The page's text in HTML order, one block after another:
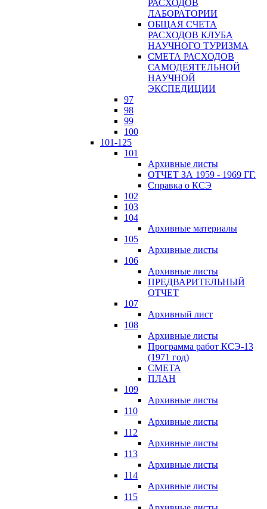
РАСХОДОВ
ЛАБОРАТОРИИ
ОБЩАЯ СЧЕТА
РАСХОДОВ КЛУБА
НАУЧНОГО ТУРИЗМА
СМЕТА РАСХОДОВ
САМОДЕЯТЕЛЬНОЙ
НАУЧНОЙ
ЭКСПЕДИЦИИ
97
98
99
100
101-125
101
Архивные листы
ОТЧЕТ ЗА 1959 - 1969 ГГ.
Справка о КСЭ
102
103
104
Архивные материалы
105
Архивные листы
106
Архивные листы
ПРЕДВАРИТЕЛЬНЫЙ
ОТЧЕТ
107
Архивный лист
108
Архивные листы
Программа работ КСЭ-13
(1971 год)
СМЕTA
ПЛАН
109
Архивные листы
110
Архивные листы
112
Архивные листы
113
Архивные листы
114
Архивные листы
115